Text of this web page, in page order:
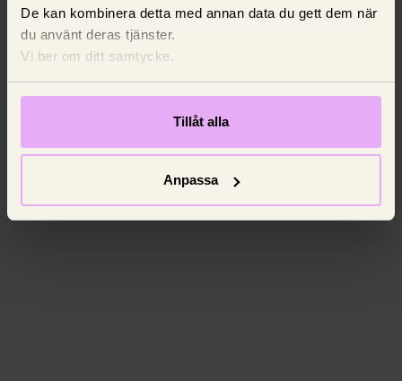
De kan kombinera detta med annan data du gett dem när
du använt deras tjänster.
Vi ber om ditt samtycke.
Tillåt alla
Anpassa